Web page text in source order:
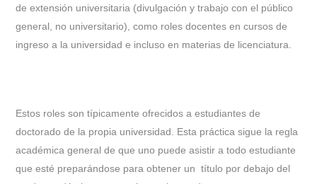
de extensión universitaria (divulgación y trabajo con el público
general, no universitario), como roles docentes en cursos de
ingreso a la universidad e incluso en materias de licenciatura.
Estos roles son típicamente ofrecidos a estudiantes de
doctorado de la propia universidad. Esta práctica sigue la regla
académica general de que uno puede asistir a todo estudiante
que esté preparándose para obtener un título por debajo del